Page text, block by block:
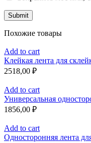
Похожие товары
Add to cart
Клейкая лента для
2518,00 ₽
Add to cart
Универсальная
1856,00 ₽
Add to cart
Односторонняя лента